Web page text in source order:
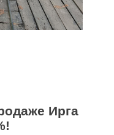
Ирга